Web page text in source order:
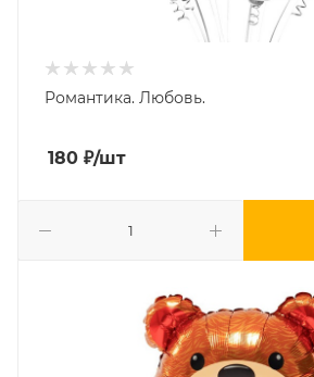
Романтика. Любовь.
180 ₽/шт